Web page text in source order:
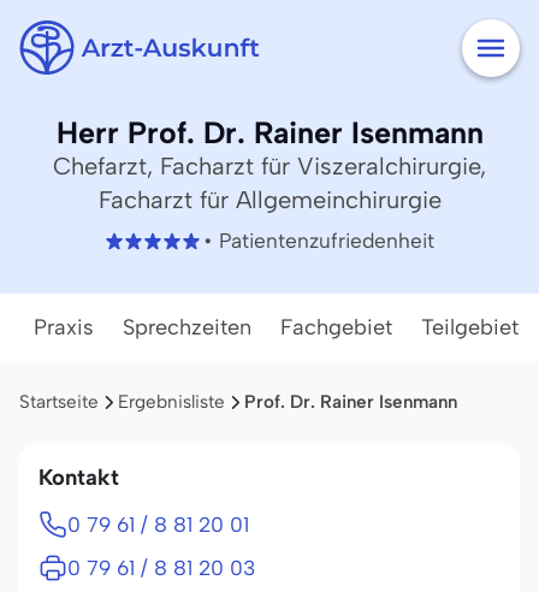
Herr Prof. Dr. Rainer Isenmann
Chefarzt, Facharzt für Viszeralchirurgie,
Facharzt für Allgemeinchirurgie
• Patientenzufriedenheit
Praxis Sprechzeiten Fachgebiet Teilgebiete
Startseite Ergebnisliste Prof. Dr. Rainer Isenmann
Kontakt
0 79 61 / 8 81 20 01
0 79 61 / 8 81 20 03